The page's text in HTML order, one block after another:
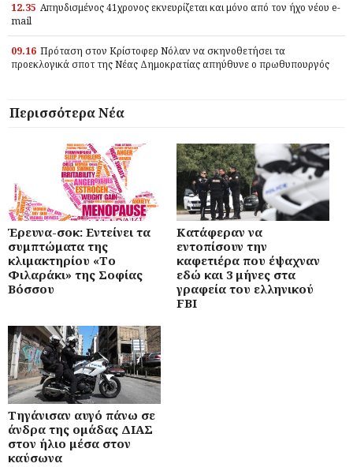
12.35 Απηυδισμένος 41χρονος εκνευρίζεται και μόνο από τον ήχο νέου e-
mail
09.16 Πρόταση στον Κρίστοφερ Νόλαν να σκηνοθετήσει τα
προεκλογικά σποτ της Νέας Δημοκρατίας απηύθυνε ο πρωθυπουργός
Περισσότερα Νέα
Έρευνα-σοκ: Εντείνει τα
συμπτώματα της
κλιμακτηρίου «Το
Φιλαράκι» της Σοφίας
Βόσσου
Κατάφεραν να
εντοπίσουν την
καφετιέρα που έψαχναν
εδώ και 3 μήνες στα
γραφεία του ελληνικού
FBI
Τηγάνισαν αυγό πάνω σε
άνδρα της ομάδας ΔΙΑΣ
στον ήλιο μέσα στον
καύσωνα